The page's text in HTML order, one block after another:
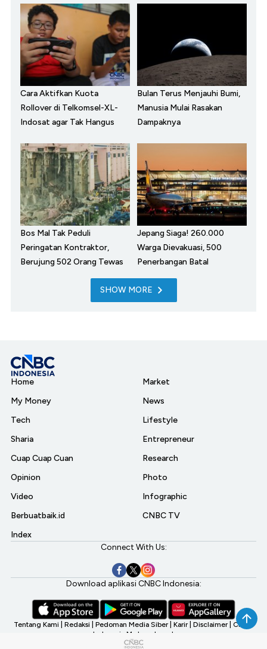
Cara Aktifkan Kuota
Rollover di Telkomsel-XL-
Indosat agar Tak Hangus
Bulan Terus Menjauhi Bumi,
Manusia Mulai Rasakan
Dampaknya
Bos Mal Tak Peduli
Peringatan Kontraktor,
Berujung 502 Orang Tewas
Jepang Siaga! 260.000
Warga Dievakuasi, 500
Penerbangan Batal
SHOW MORE
Home
My Money
Tech
Sharia
Cuap Cuap Cuan
Opinion
Video
Berbuatbaik.id
Index
Market
News
Lifestyle
Entrepreneur
Research
Photo
Infographic
CNBC TV
Connect With Us:
Download aplikasi CNBC Indonesia:
Tentang Kami Redaksi Pedoman Media Siber Karir Disclaimer CNBC
Indonesia My Investment
©2026 CNBC Indonesia, A Transmedia Company